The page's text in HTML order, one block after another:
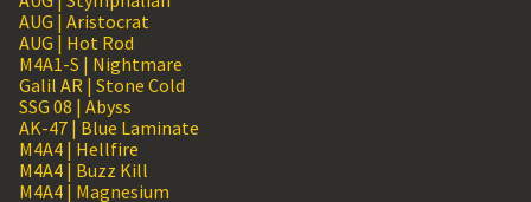
AUG | Aristocrat
AUG | Hot Rod
M4A1-S | Nightmare
Galil AR | Stone Cold
SSG 08 | Abyss
AK-47 | Blue Laminate
M4A4 | Hellfire
M4A4 | Buzz Kill
M4A4 | Magnesium